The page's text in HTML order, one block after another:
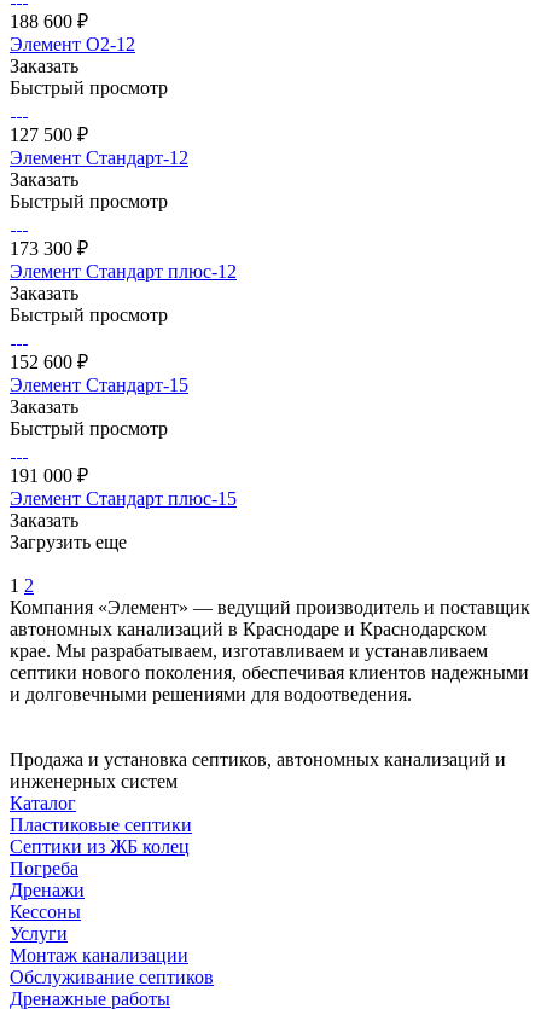
188 600 ₽
Элемент О2-12
Заказать
Быстрый просмотр
127 500 ₽
Элемент Стандарт-12
Заказать
Быстрый просмотр
173 300 ₽
Элемент Стандарт плюс-12
Заказать
Быстрый просмотр
152 600 ₽
Элемент Стандарт-15
Заказать
Быстрый просмотр
191 000 ₽
Элемент Стандарт плюс-15
Заказать
Загрузить еще
1 2
Компания «Элемент» — ведущий производитель и поставщик
автономных канализаций в Краснодаре и Краснодарском
крае. Мы разрабатываем, изготавливаем и устанавливаем
септики нового поколения, обеспечивая клиентов надежными
и долговечными решениями для водоотведения.
Продажа и установка септиков, автономных канализаций и
инженерных систем
Каталог
Пластиковые септики
Септики из ЖБ колец
Погреба
Дренажи
Кессоны
Услуги
Монтаж канализации
Обслуживание септиков
Дренажные работы